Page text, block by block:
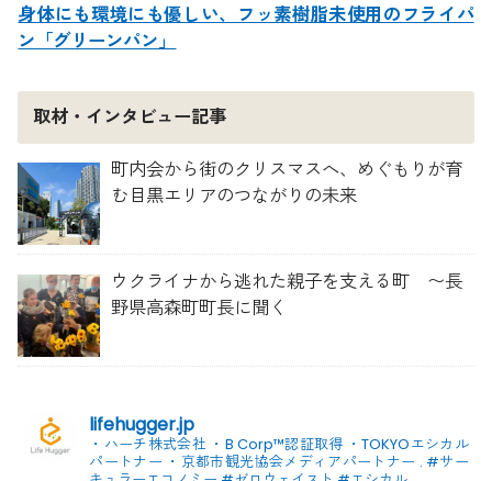
身体にも環境にも優しい、フッ素樹脂未使用のフライパ
ン「グリーンパン」
取材・インタビュー記事
町内会から街のクリスマスへ、めぐもりが育
む目黒エリアのつながりの未来
ウクライナから逃れた親子を支える町 〜長
野県高森町町長に聞く
lifehugger.jp
・ハーチ株式会社 ・B Corp™認証取得 ・TOKYOエシカル
パートナー ・京都市観光協会メディアパートナー . #サー